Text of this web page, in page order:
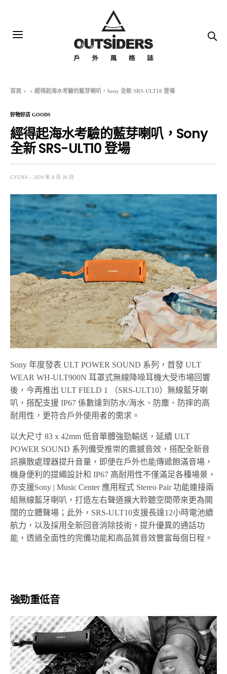
首頁 »經得起海水考驗的藍芽喇叭，Sony 全新 SRS-ULT10 登場
好物好店 GOODS
經得起海水考驗的藍芽喇叭，Sony
全新 SRS-ULT10 登場
GYUNA 2024 年 8 月 26 日
Sony 年度發表 ULT POWER SOUND 系列，首發 ULT
WEAR WH-ULT900N 耳罩式無線降噪耳機大受市場回響
後，今再推出 ULT FIELD 1 （SRS-ULT10）無線藍牙喇
叭，搭配支援 IP67 係數達到防水/海水、防塵、防摔的高
耐用性，更符合戶外使用者的需求。
以大尺寸 83 x 42mm 低音單體強勁輸送，延續 ULT
POWER SOUND 系列備受推崇的震撼音效，搭配全新音
訊擴散處理器提升音量，即便在戶外也能傳遞飽滿音場，
機身便利的提繩設計和 IP67 高耐用性不僅滿足各種場景，
亦支援Sony | Music Center 應用程式 Stereo Pair 功能連接兩
組無線藍牙喇叭，打造左右聲道擴大聆聽空間帶來更為開
闊的立體聲場；此外，SRS-ULT10支援長達12小時電池續
航力，以及採用全新回音消除技術，提升優異的通話功
能，透過全面性的完備功能和高品質音效豐富每個日程。
強勁重低音